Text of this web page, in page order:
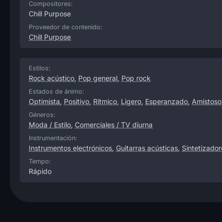
Compositores:
Chill Purpose
Proveedor de contenido:
Chill Purpose
Estilos:
Rock acústico, Pop general, Pop rock
Estados de ánimo:
Optimista, Positivo, Rítmico, Ligero, Esperanzado, Amistoso
Géneros:
Moda / Estilo, Comerciales / TV diurna
Instrumentación:
Instrumentos electrónicos, Guitarras acústicas,
Tempo:
Rápido